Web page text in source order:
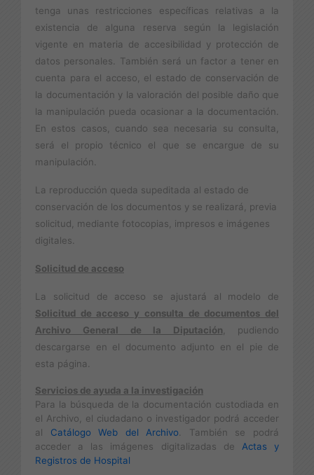
tenga unas restricciones específicas relativas a la
existencia de alguna reserva según la legislación
vigente en materia de accesibilidad y protección de
datos personales. También será un factor a tener en
cuenta para el acceso, el estado de conservación de
la documentación y la valoración del posible daño que
la manipulación pueda ocasionar a la documentación.
En estos casos, cuando sea necesaria su consulta,
será el propio técnico el que se encargue de su
manipulación.
La reproducción queda supeditada al estado de
conservación de los documentos y se realizará, previa
solicitud, mediante fotocopias, impresos e imágenes
digitales.
Solicitud de acceso
La solicitud de acceso se ajustará al modelo de
Solicitud de acceso y consulta de documentos del
Archivo
General de la Diputación , pudiendo
descargarse en el documento adjunto en el pie de
esta página.
Servicios de ayuda a la investigación
Para la búsqueda de la documentación custodiada en
el Archivo, el ciudadano o investigador podrá acceder
al Catálogo Web del Archivo . También se podrá
acceder a las imágenes digitalizadas de Actas y
Registros de Hospital